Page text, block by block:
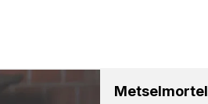
Met­sel­m­or­tel